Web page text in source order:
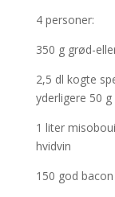
4 personer:
350 g grød-
2,5 dl kogte
yderligere 50 g
1 liter
hvidvin
150 god